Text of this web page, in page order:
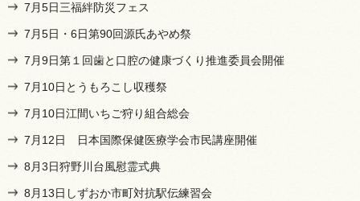
7月5日三福絆防災フェス
7月5日・6日第90回源氏あやめ祭
7月9日第１回歯と口腔の健康づくり推進委員会開催
7月10日とうもろこし収穫祭
7月10日江間いちご狩り組合総会
7月12日 日本国際保健医療学会市民講座開催
8月3日狩野川台風慰霊式典
8月13日しずおか市町対抗駅伝練習会